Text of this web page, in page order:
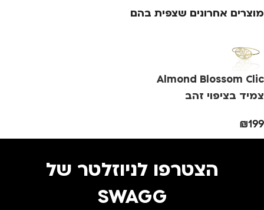
מתאים ל
מוצרים אחרונים שצפית בהם
Almond Blossom Clic
צמיד בציפוי זהב
₪199
הצטרפו לניוזלטר של
SWAGG